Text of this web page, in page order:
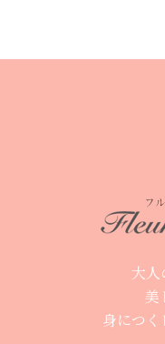
大人
美
身につ